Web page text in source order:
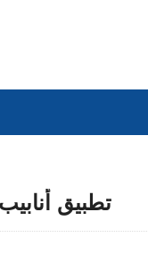
تطبيق